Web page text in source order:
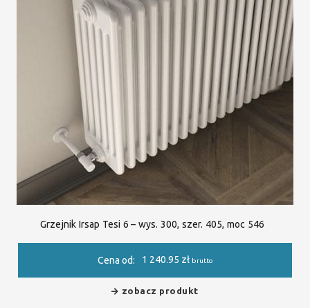
Grzejnik Irsap Tesi 6 – wys. 300, szer. 405, moc 546
Cena od: 1 240.95 zł brutto
zobacz produkt